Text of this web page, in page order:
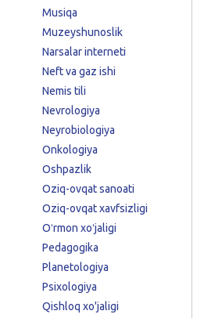
Musiqa
Muzeyshunoslik
Narsalar interneti
Neft va gaz ishi
Nemis tili
Nevrologiya
Neyrobiologiya
Onkologiya
Oshpazlik
Oziq-ovqat sanoati
Oziq-ovqat xavfsizligi
Oʻrmon xoʻjaligi
Pedagogika
Planetologiya
Psixologiya
Qishloq xo'jaligi